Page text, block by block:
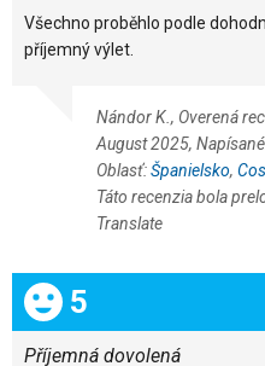
Všechno proběhlo podle
příjemný výlet.
Nándor K., Overená
August 2025,
Oblasť:Španielsko,
Táto recenzia bola
Translate
Celkom:
5
Příjemná dovolená